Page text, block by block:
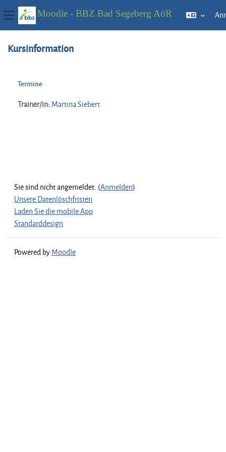
Website-Übersicht
Moodle - BBZ Bad Segeberg AöR
Kursinformation
Termine
Trainer/in: Martina Siebert
Sie sind nicht angemeldet. (Anmelden)
Unsere Datenlöschfristen
Laden Sie die mobile App
Standarddesign
Powered byMoodle